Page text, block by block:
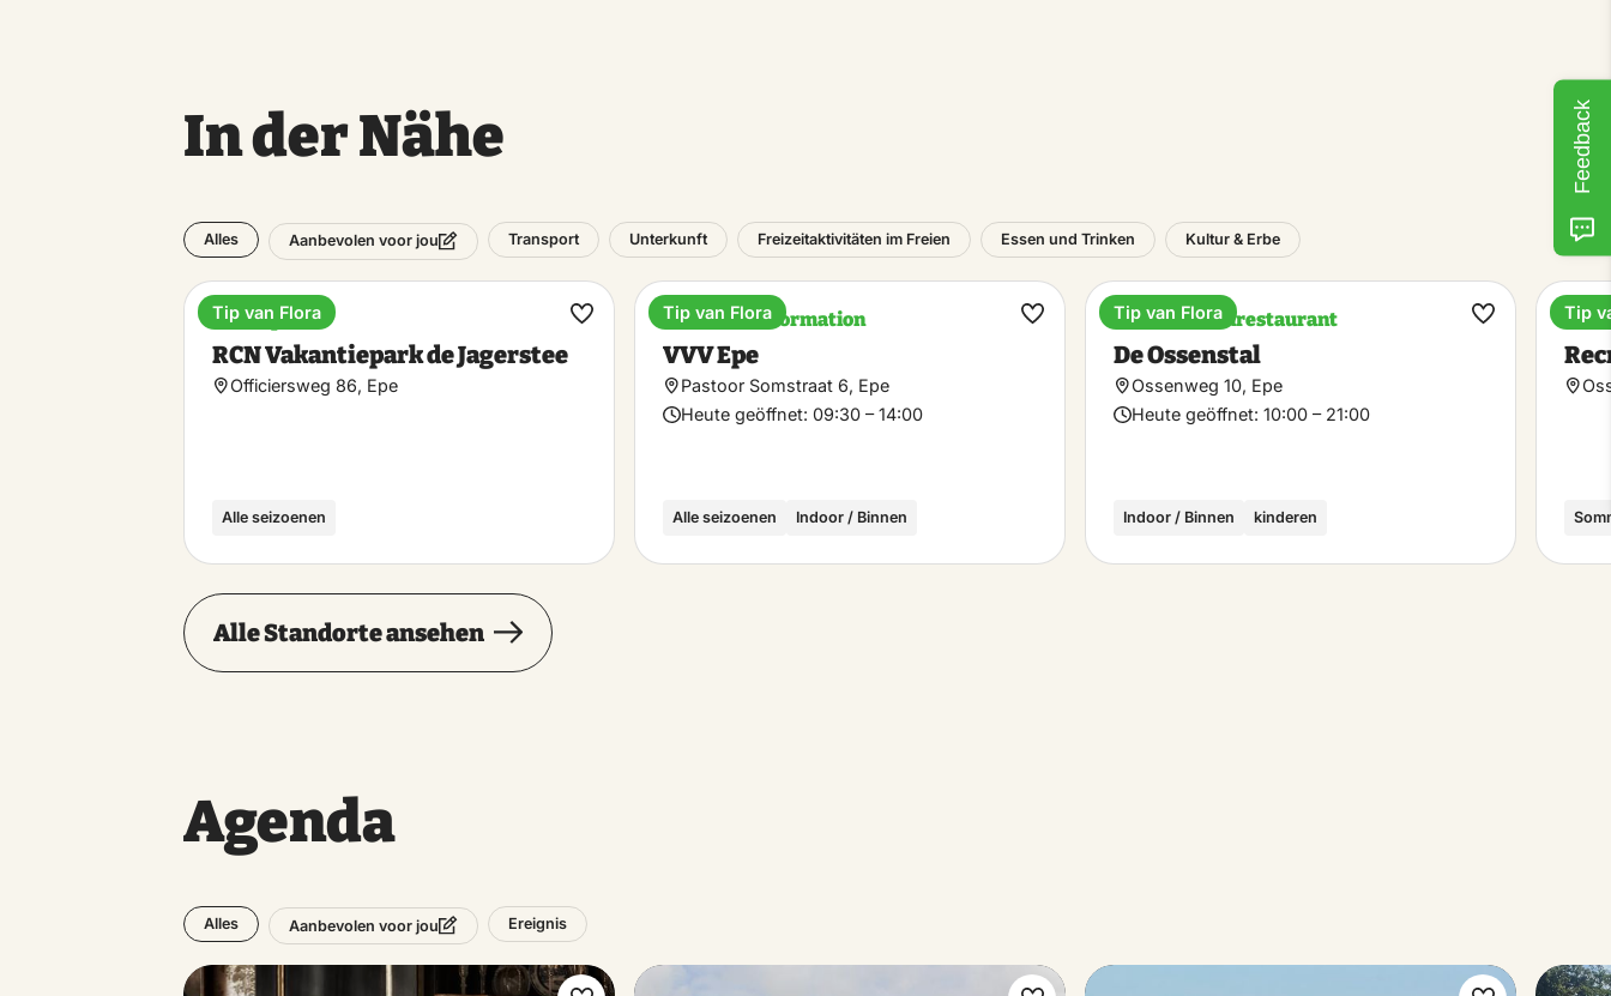
In der Nähe
Alles Aanbevolen voor jou Transport Unterkunft Freizeitaktivitäten im Freien Essen und Trinken Kultur & Erbe
Ferienpark
RCN Vakantiepark de Jagerstee
Officiersweg 86, Epe
Alle seizoenen
Tip van Flora
Favorit
Touristeninformation
VVV Epe
Pastoor Somstraat 6, Epe
Heute geöffnet: 09:30 – 14:00
Alle seizoenen Indoor / Binnen
Tip van Flora
Favorit
machen
Pfannkuchenrestaurant
De Ossenstal
Ossenweg 10, Epe
Heute geöffnet: 10:00 – 21:00
Indoor / Binnen kinderen
Tip van Flora
Favorit
machen
Tip
Alle Standorte ansehen
Agenda
Alles Aanbevolen voor jou Ereignis
Feedback